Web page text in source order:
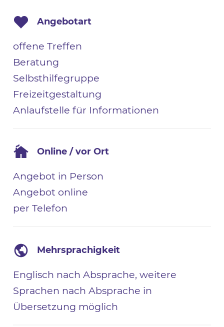
Angebotart
offene Treffen
Beratung
Selbsthilfegruppe
Freizeitgestaltung
Anlaufstelle für Informationen
Online / vor Ort
Angebot in Person
Angebot online
per Telefon
Mehrsprachigkeit
Englisch nach Absprache, weitere
Sprachen nach Absprache in
Übersetzung möglich